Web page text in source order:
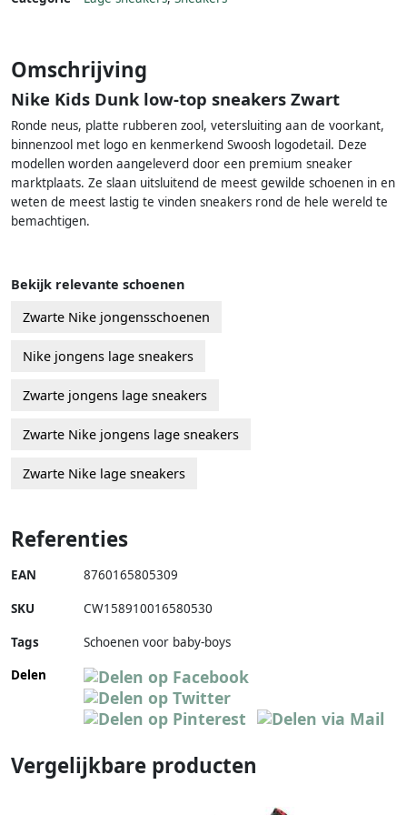
Omschrijving
Nike Kids Dunk low-top sneakers Zwart
Ronde neus, platte rubberen zool, vetersluiting aan de voorkant,
binnenzool met logo en kenmerkend Swoosh logodetail. Deze
modellen worden aangeleverd door een premium sneaker
marktplaats. Ze slaan uitsluitend de meest gewilde schoenen in en
weten de meest lastig te vinden sneakers rond de hele wereld te
bemachtigen.
Bekijk relevante schoenen
Zwarte Nike jongensschoenen
Nike jongens lage sneakers
Zwarte jongens lage sneakers
Zwarte Nike jongens lage sneakers
Zwarte Nike lage sneakers
Referenties
EAN 8760165805309
SKU CW158910016580530
Tags
Schoenen voor baby-boys
Delen
Vergelijkbare producten